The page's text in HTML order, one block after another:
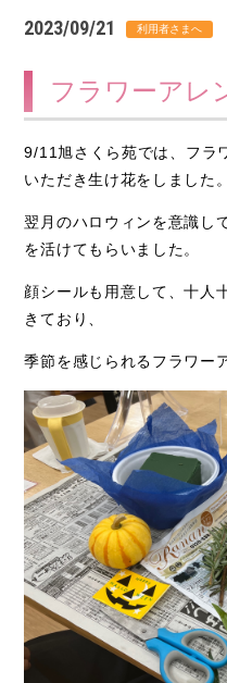
2023/09/21
フラワーアレ
9/11旭さくら苑では、フラ
いただき生け花をしました。
翌月のハロウィンを意識し
を活けてもらいました。
顔シールも用意して、十人
きており、
季節を感じられるフラワー